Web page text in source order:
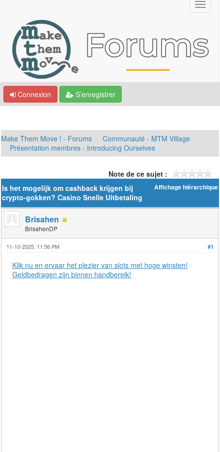
Connexion S’enregistrer
Make Them Move ! - Forums
Communauté - MTM Village
Présentation membres - Introducing Ourselves
Note de ce sujet :
Affichage hiérarchique
Is het mogelijk om cashback krijgen bij
crypto-gokken? Casino Snelle Uitbetaling
Brisahen
BrisahenDP
#1
11-10-2025, 11:56 PM
Klik nu en ervaar het plezier van slots met hoge winsten!
Geldbedragen zijn binnen handbereik!